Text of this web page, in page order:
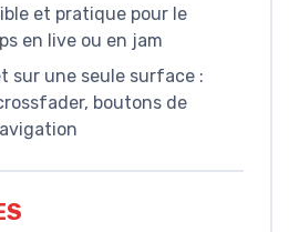
et pratique pour le
en live ou en jam
sur une seule surface :
boutons de